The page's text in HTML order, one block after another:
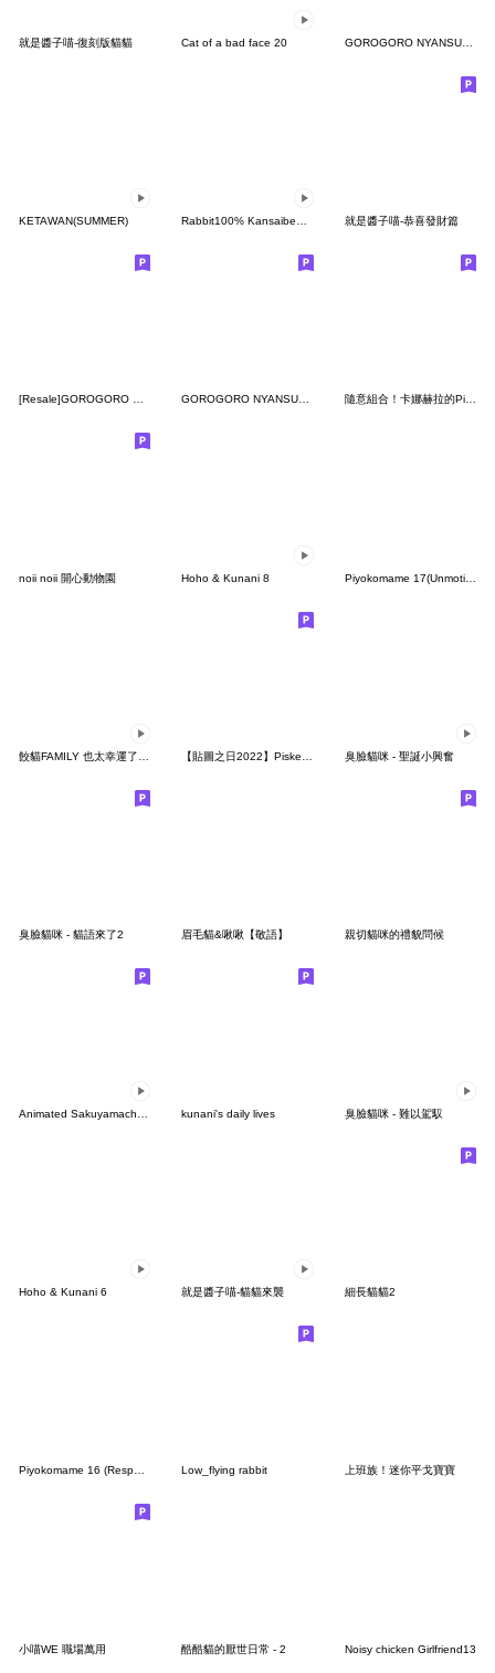
就是醬子喵-復刻版貓貓 Cat of a bad face 20 GOROGORO NYANSUKE (revival)
KETAWAN(SUMMER) 就是醬子喵-恭喜發財篇
[Resale]GOROGORO NYANSUKE collab 6 GOROGORO NYANSUKE (unmotivated) 隨意組合！卡娜赫拉的Piske和Usagi
noii noii 開心動物園 Hoho & Kunani 8 Piyokomame 17(Unmotivated)
臭臉貓咪 - 聖誕小興奮
臭臉貓咪 - 貓語來了2 眉⽑貓&啾啾【敬語】 親切貓咪的禮貌問候
kunani's daily lives 臭臉貓咪 - 難以駕馭
Hoho & Kunani 6 就是醬子喵-貓貓來襲 細長貓貓2
Piyokomame 16 (Response) Low_flying rabbit 上班族！迷你平戈寶寶
小喵WE 職場萬用 酷酷貓的厭世日常 - 2 Noisy chicken Girlfriend13